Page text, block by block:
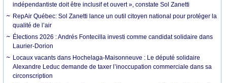
indépendantiste doit être inclusif et ouvert », constate Sol Zanetti
RepAir Québec: Sol Zanetti lance un outil citoyen national pour protéger la
qualité de l’air
Élections 2026 : Andrés Fontecilla investi comme candidat solidaire dans
Laurier-Dorion
Locaux vacants dans Hochelaga-Maisonneuve : Le député solidaire
Alexandre Leduc demande de taxer l’inoccupation commerciale dans sa
circonscription